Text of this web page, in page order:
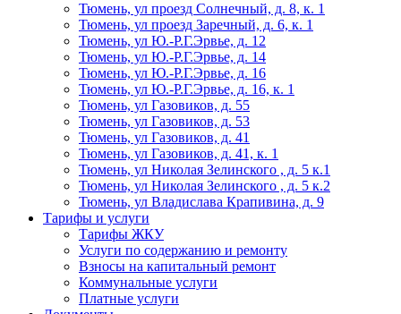
Тюмень, ул проезд Солнечный, д. 8, к. 1
Тюмень, ул проезд Заречный, д. 6, к. 1
Тюмень, ул Ю.-Р.Г.Эрвье, д. 12
Тюмень, ул Ю.-Р.Г.Эрвье, д. 14
Тюмень, ул Ю.-Р.Г.Эрвье, д. 16
Тюмень, ул Ю.-Р.Г.Эрвье, д. 16, к. 1
Тюмень, ул Газовиков, д. 55
Тюмень, ул Газовиков, д. 53
Тюмень, ул Газовиков, д. 41
Тюмень, ул Газовиков, д. 41, к. 1
Тюмень, ул Николая Зелинского , д. 5 к.1
Тюмень, ул Николая Зелинского , д. 5 к.2
Тюмень, ул Владислава Крапивина, д. 9
Тарифы и услуги
Тарифы ЖКУ
Услуги по содержанию и ремонту
Взносы на капитальный ремонт
Коммунальные услуги
Платные услуги